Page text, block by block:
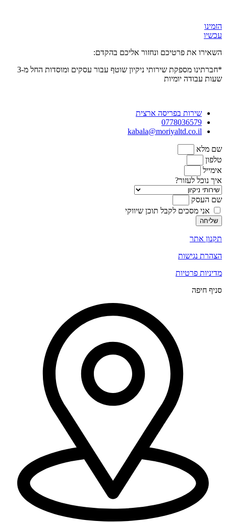
הזמינו
עכשיו
השאירו את פרטיכם ונחזור אליכם בהקדם:
*חברתינו מספקת שירותי ניקיון שוטף עבור עסקים ומוסדות
החל מ-3
שעות עבודה יומיות
שירות בפריסה ארצית
0778036579
kabala@moriyaltd.co.il
שם מלא
טלפון
אימייל
איך נוכל לעזור?
שם העסק
אני מסכים לקבל תוכן שיווקי
שליחה
תקנון אתר
הצהרת נגישות
מדיניות פרטיות
סניף חיפה